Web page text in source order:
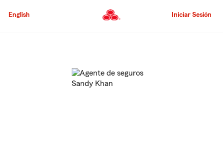
al
principal
English Iniciar Sesión